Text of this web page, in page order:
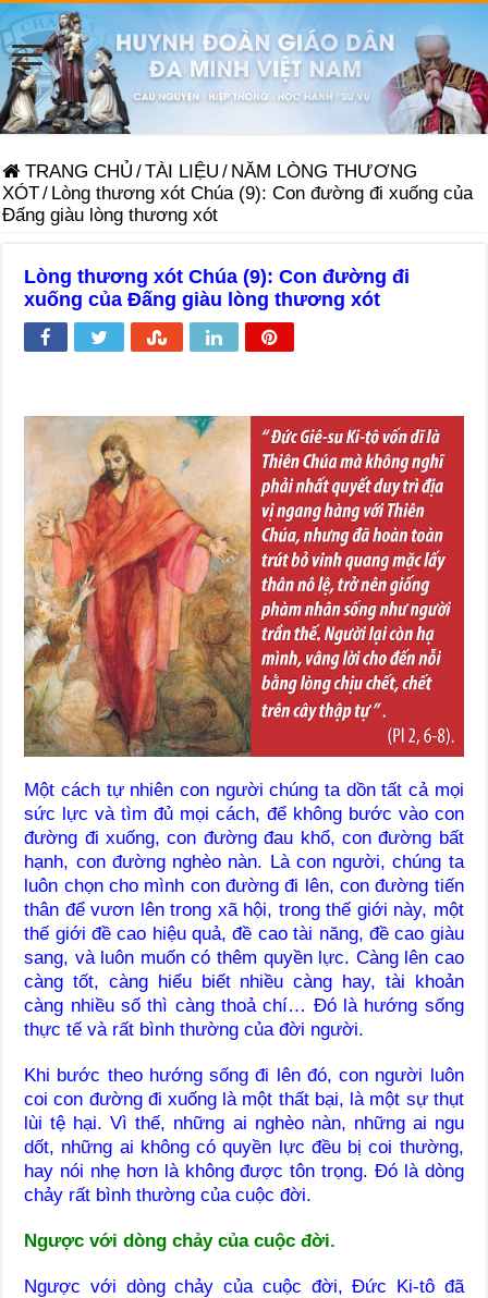
TRANG CHỦ /TÀI LIỆU / NĂM LÒNG THƯƠNG
XÓT/ Lòng thương xót Chúa (9): Con đường đi xuống của
Đấng giàu lòng thương xót
Lòng thương xót Chúa (9): Con đường đi
xuống của Đấng giàu lòng thương xót
Một cách tự nhiên con người chúng ta dồn tất cả mọi
sức lực và tìm đủ mọi cách, để không bước vào con
đường đi xuống, con đường đau khổ, con đường bất
hạnh, con đường nghèo nàn. Là con người, chúng ta
luôn chọn cho mình con đường đi lên, con đường tiến
thân để vươn lên trong xã hội, trong thế giới này, một
thế giới đề cao hiệu quả, đề cao tài năng, đề cao giàu
sang, và luôn muốn có thêm quyền lực. Càng lên cao
càng tốt, càng hiểu biết nhiều càng hay, tài khoản
càng nhiều số thì càng thoả chí… Đó là hướng sống
thực tế và rất bình thường của đời người.
Khi bước theo hướng sống đi lên đó, con người luôn
coi con đường đi xuống là một thất bại, là một sự thụt
lùi tệ hại. Vì thế, những ai nghèo nàn, những ai ngu
dốt, những ai không có quyền lực đều bị coi thường,
hay nói nhẹ hơn là không được tôn trọng. Đó là dòng
chảy rất bình thường của cuộc đời.
Ngược với dòng chảy của cuộc đời.
Ngược với dòng chảy của cuộc đời, Đức Ki-tô đã